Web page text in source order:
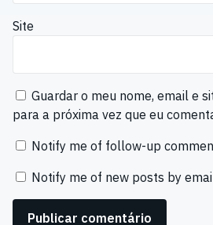
Site
Guardar o meu nome, email e
para a próxima vez que eu
Notify me of follow-up
Notify me of new posts by